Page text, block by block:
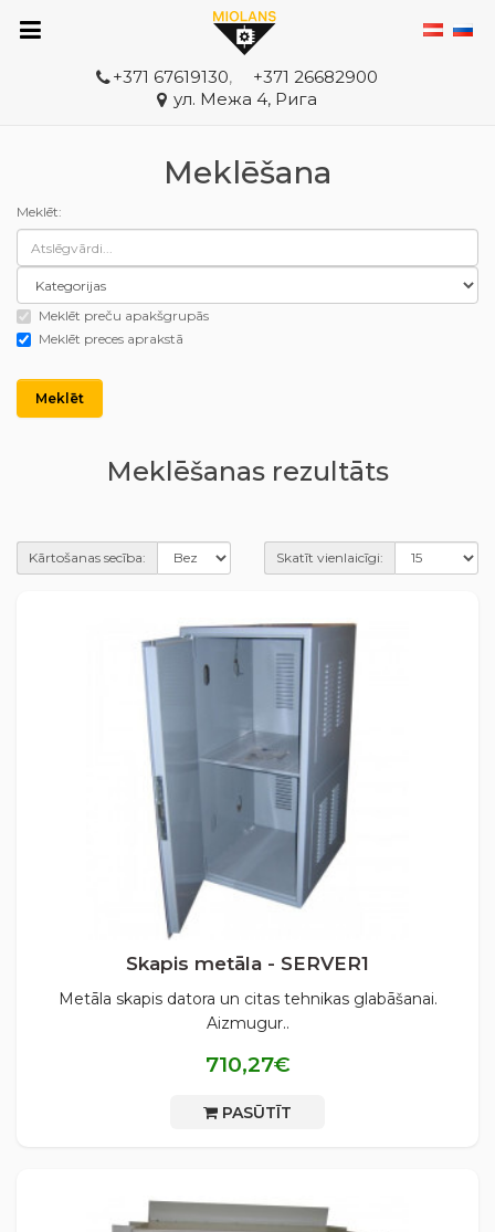
+371 67619130,
+371 26682900
ул. Межа 4, Рига
Meklēšana
Meklēt:
Meklēt preču apakšgrupās
Meklēt preces aprakstā
Meklēšanas rezultāts
Kārtošanas secība: Skatīt vienlaicīgi:
Skapis metāla - SERVER1
Metāla skapis datora un citas tehnikas glabāšanai.
Aizmugur..
710,27€
PASŪTĪT